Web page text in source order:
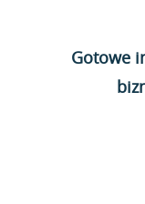
Gotowe